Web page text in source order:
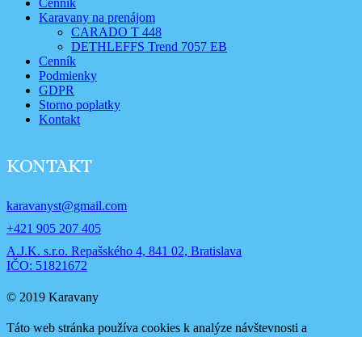
Cenník
Karavany na prenájom
CARADO T 448
DETHLEFFS Trend 7057 EB
Cenník
Podmienky
GDPR
Storno poplatky
Kontakt
KONTAKT
karavanyst@gmail.com
+421 905 207 405
A.J.K. s.r.o. Repašského 4, 841 02, Bratislava
IČO: 51821672
© 2019 Karavany
Táto web stránka používa cookies k analýze návštevnosti a